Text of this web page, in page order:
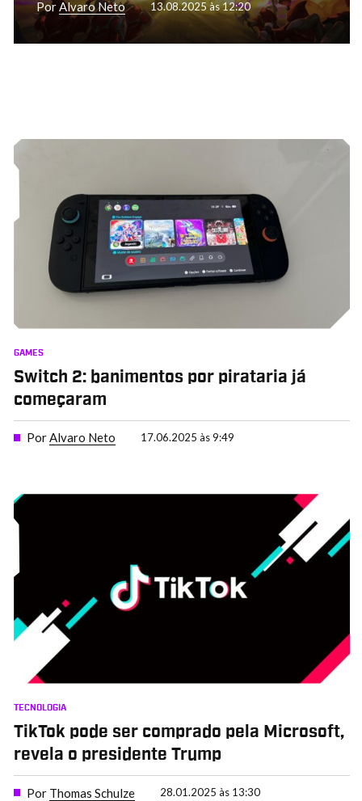
PorAlvaro Neto 13.08.2025 às 12:20
GAMES
Switch 2: banimentos por pirataria já
começaram
PorAlvaro Neto 17.06.2025 às 9:49
TECNOLOGIA
TikTok pode ser comprado pela Microsoft,
revela o presidente Trump
Por Thomas Schulze 28.01.2025 às 13:30